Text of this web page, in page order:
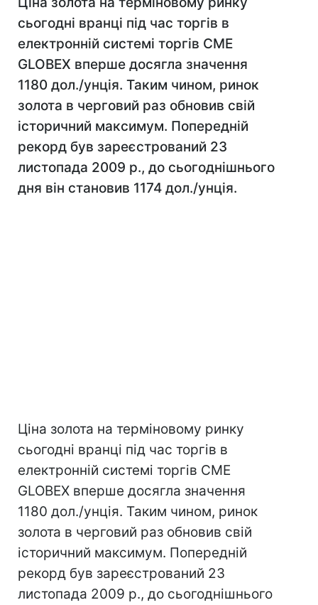
сьогодні вранці під час торгів в
електронній системі торгів CME
GLOBEX вперше досягла значення
1180 дол./унція. Таким чином, ринок
золота в черговий раз обновив свій
історичний максимум. Попередній
рекорд був зареєстрований 23
листопада 2009 р., до сьогоднішнього
дня він становив 1174 дол./унція.
Ціна золота на терміновому ринку
сьогодні вранці під час торгів в
електронній системі торгів CME
GLOBEX вперше досягла значення
1180 дол./унція. Таким чином, ринок
золота в черговий раз обновив свій
історичний максимум. Попередній
рекорд був зареєстрований 23
листопада 2009 р., до сьогоднішнього